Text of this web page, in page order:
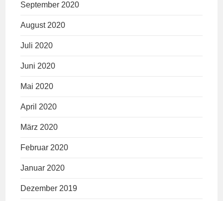
September 2020
August 2020
Juli 2020
Juni 2020
Mai 2020
April 2020
März 2020
Februar 2020
Januar 2020
Dezember 2019